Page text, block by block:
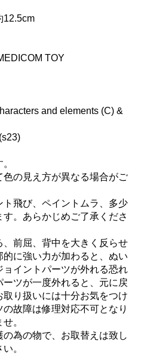
12.5cm
TOY
and elements (C) &
の見え方が異なる場合がご
飛び、ペイントムラ、多少
。あらかじめご了承くださ
前屈、背中を大きく反らせ
に強い力が加わると、ぬい
イントパーツが外れる恐れ
ツが一度外れると、元に戻
り扱いには十分お気をつけ
故障は修理対応不可となり
せ。
為の物で、お取替えは致し
。